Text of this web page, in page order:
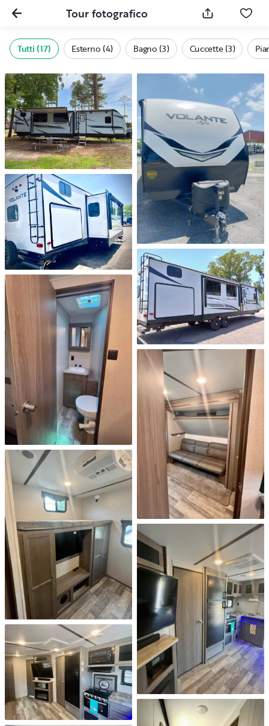
Tour fotografico
Tutti (17) Esterno (4) Bagno (3) Cuccette (3)